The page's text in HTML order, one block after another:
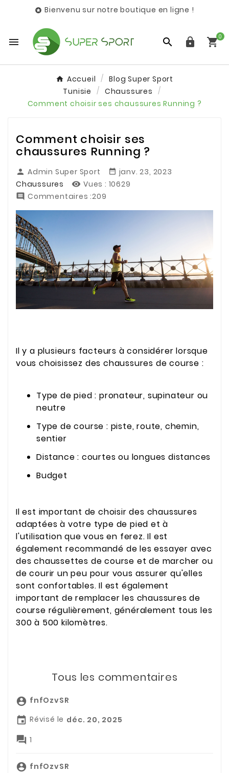
 Bienvenu sur notre boutique en ligne !
   0
Accueil
Blog Super Sport
Tunisie
Chaussures
Comment choisir ses chaussures Running ?
Comment choisir ses
chaussures Running ?
 Admin Super Sport  janv. 23, 2023
Chaussures
 Vues : 10629
 Commentaires :209
Il y a plusieurs facteurs à considérer lorsque
vous choisissez des chaussures de course :
Type de pied : pronateur, supinateur ou
neutre
Type de course : piste, route, chemin,
sentier
Distance : courtes ou longues distances
Budget
Il est important de choisir des chaussures
adaptées à votre type de pied et à
l'utilisation que vous en ferez. Il est
également recommandé de les essayer avec
des chaussettes de course et de marcher ou
de courir un peu pour vous assurer qu'elles
sont confortables. Il est également
important de remplacer les chaussures de
course régulièrement, généralement tous les
300 à 500 kilomètres.
Tous les commentaires
 fnfOzvSR
 Révisé le déc. 20, 2025
 1
 fnfOzvSR